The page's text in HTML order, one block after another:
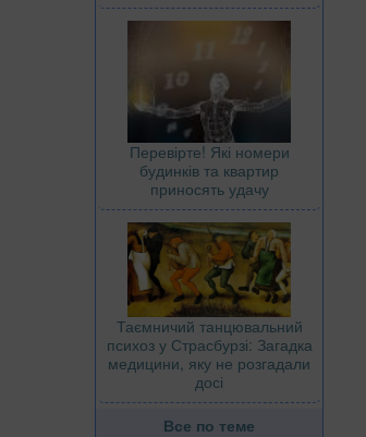
Перевірте! Які номери
будинків та квартир
приносять удачу
Таємничий танцювальний
психоз у Страсбурзі: Загадка
медицини, яку не розгадали
досі
Все по теме